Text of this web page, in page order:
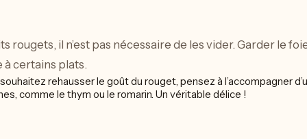
rougets, il n’est pas nécessaire de les vider. Garder le
certains plats.
rehausser le goût du rouget, pensez à l’accompagner
comme le thym ou le romarin. Un véritable délice !